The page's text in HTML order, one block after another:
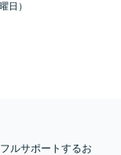
曜日）
ルサポートするお